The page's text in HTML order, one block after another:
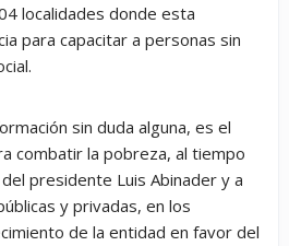
localidades donde esta
para capacitar a personas sin
sin duda alguna, es el
combatir la pobreza, al tiempo
presidente Luis Abinader y a
y privadas, en los
de la entidad en favor del